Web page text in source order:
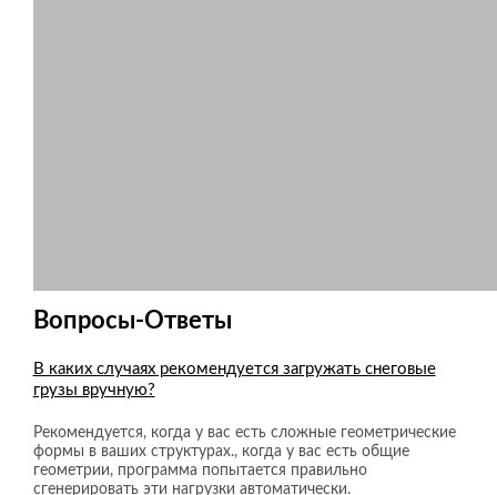
Вопросы-Ответы
В каких случаях рекомендуется загружать снеговые
грузы вручную?
Рекомендуется, когда у вас есть сложные геометрические
формы в ваших структурах., когда у вас есть общие
геометрии, программа попытается правильно
сгенерировать эти нагрузки автоматически.